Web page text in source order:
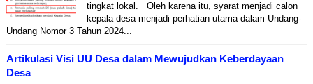
tingkat lokal. Oleh karena itu, syarat menjadi calon
kepala desa menjadi perhatian utama dalam Undang-
Undang Nomor 3 Tahun 2024...
Artikulasi Visi UU Desa dalam Mewujudkan Keberdayaan
Desa